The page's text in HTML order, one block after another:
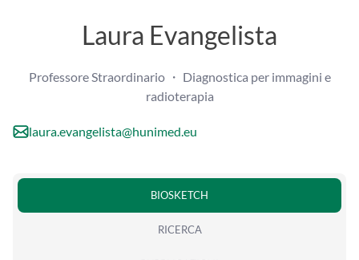
Laura Evangelista
Professore Straordinario ・ Diagnostica per immagini e
radioterapia
laura.evangelista@hunimed.eu
BIOSKETCH
RICERCA